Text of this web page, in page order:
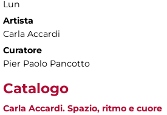
Lun
Artista
Carla Accardi
Curatore
Pier Paolo Pancotto
Catalogo
Carla Accardi. Spazio, ritmo e cuore